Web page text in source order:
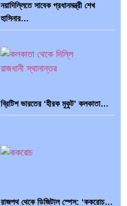
নয়াদিল্লিতে সাবেক প্রধানমন্ত্রী শেখ
হাসিনার…
ব্রিটিশ ভারতের ‘হীরক মুকুট’ কলকাতা…
রাজপথ থেকে ডিজিটাল স্পেস: ‘ককরোচ…